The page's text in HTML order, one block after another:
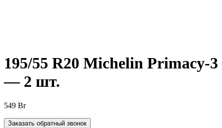
195/55 R20 Michelin Primaсy-3
— 2 шт.
549 Br
Заказать обратный звонок